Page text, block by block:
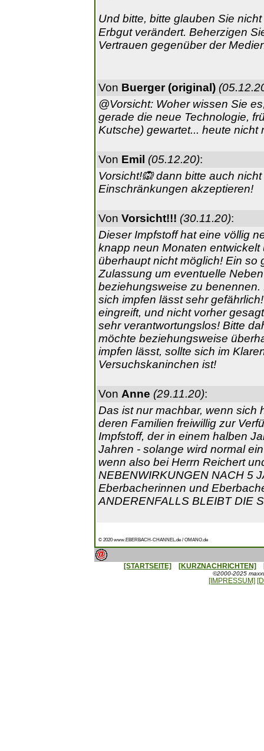
Und bitte, bitte glauben Sie
Erbgut verändert. Beherzigen
Vertrauen gegenüber der
Von Buerger (original)
@Vorsicht: Woher wissen Sie
gerade die neue Technologie,
Kutsche) gewartet... heute nicht
Von Emil (05.12.20):
Vorsicht!🙉 dann bitte auch
Einschränkungen akzeptieren!
Von Vorsicht!!! (30.11.20):
Dieser Impfstoff hat eine völlig
knapp neun Monaten
überhaupt nicht möglich! Ein so
Zulassung um eventuelle
beziehungsweise zu
sich impfen lässt sehr
eingreift, und nicht vorher
sehr verantwortungslos! Bitte
möchte beziehungsweise
impfen lässt, sollte sich im
Versuchskaninchen ist!
Von Anne (29.11.20):
Das ist nur machbar, wenn sich
deren Familien freiwillig zur
Impfstoff, der in einem halben
Jahren - solange wird normal
wenn also bei Herrn Reichert
NEBENWIRKUNGEN NACH 5
Eberbacherinnen und
ANDERENFALLS BLEIBT DIE
© 2020 www.EBERBACH-CHANNEL.de / OMANO.de
[STARTSEITE] [KURZNACHRICHTEN]
©2000-2025
[IMPRESSUM]